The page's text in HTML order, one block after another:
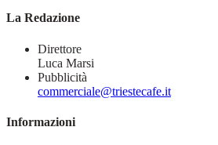
La Redazione
Direttore
Luca Marsi
Pubblicità
commerciale@triestecafe.it
Informazioni